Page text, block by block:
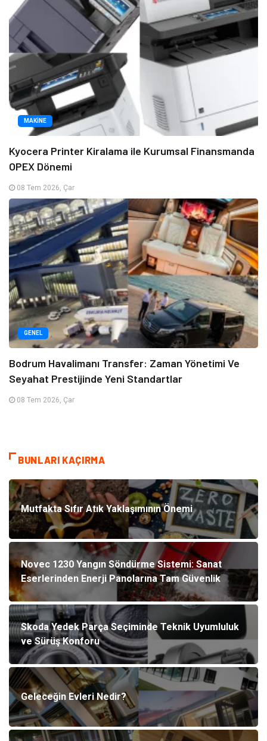
MAKINE
Kyocera Printer Kiralama ile Kurumsal Finansmanda
OPEX Dönemi
08 Tem 2026, Çar
GENEL
Bodrum Havalimanı Transfer: Zaman Yönetimi Ve
Seyahat Prestijinde Yeni Standartlar
08 Tem 2026, Çar
BUNLARI KAÇIRMA
Mutfakta Sıfır Atık Yaklaşımının Önemi
Novec 1230 Yangın Söndürme Sistemi: Sanat
Eserlerinden Enerji Panolarına Tam Güvenlik
Skoda Yedek Parça Seçiminde Teknik Uyumluluk
ve Sürüş Konforu
Geleceğin Evleri Nedir?